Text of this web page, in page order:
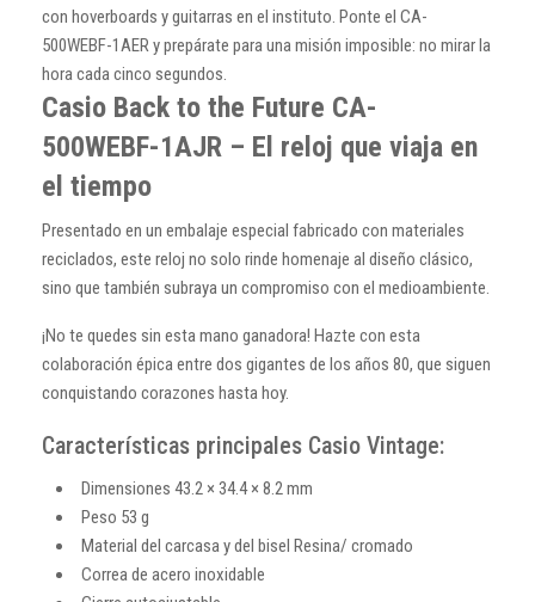
con hoverboards y guitarras en el instituto. Ponte el CA-
500WEBF-1AER y prepárate para una misión imposible: no mirar la
hora cada cinco segundos.
Casio Back to the Future CA-
500WEBF-1AJR – El reloj que viaja en
el tiempo
Presentado en un embalaje especial fabricado con materiales
reciclados, este reloj no solo rinde homenaje al diseño clásico,
sino que también subraya un compromiso con el medioambiente.
¡No te quedes sin esta mano ganadora! Hazte con esta
colaboración épica entre dos gigantes de los años 80, que siguen
conquistando corazones hasta hoy.
Características principales Casio Vintage:
Dimensiones 43.2 × 34.4 × 8.2 mm
Peso 53 g
Material del carcasa y del bisel Resina/ cromado
Correa de acero inoxidable